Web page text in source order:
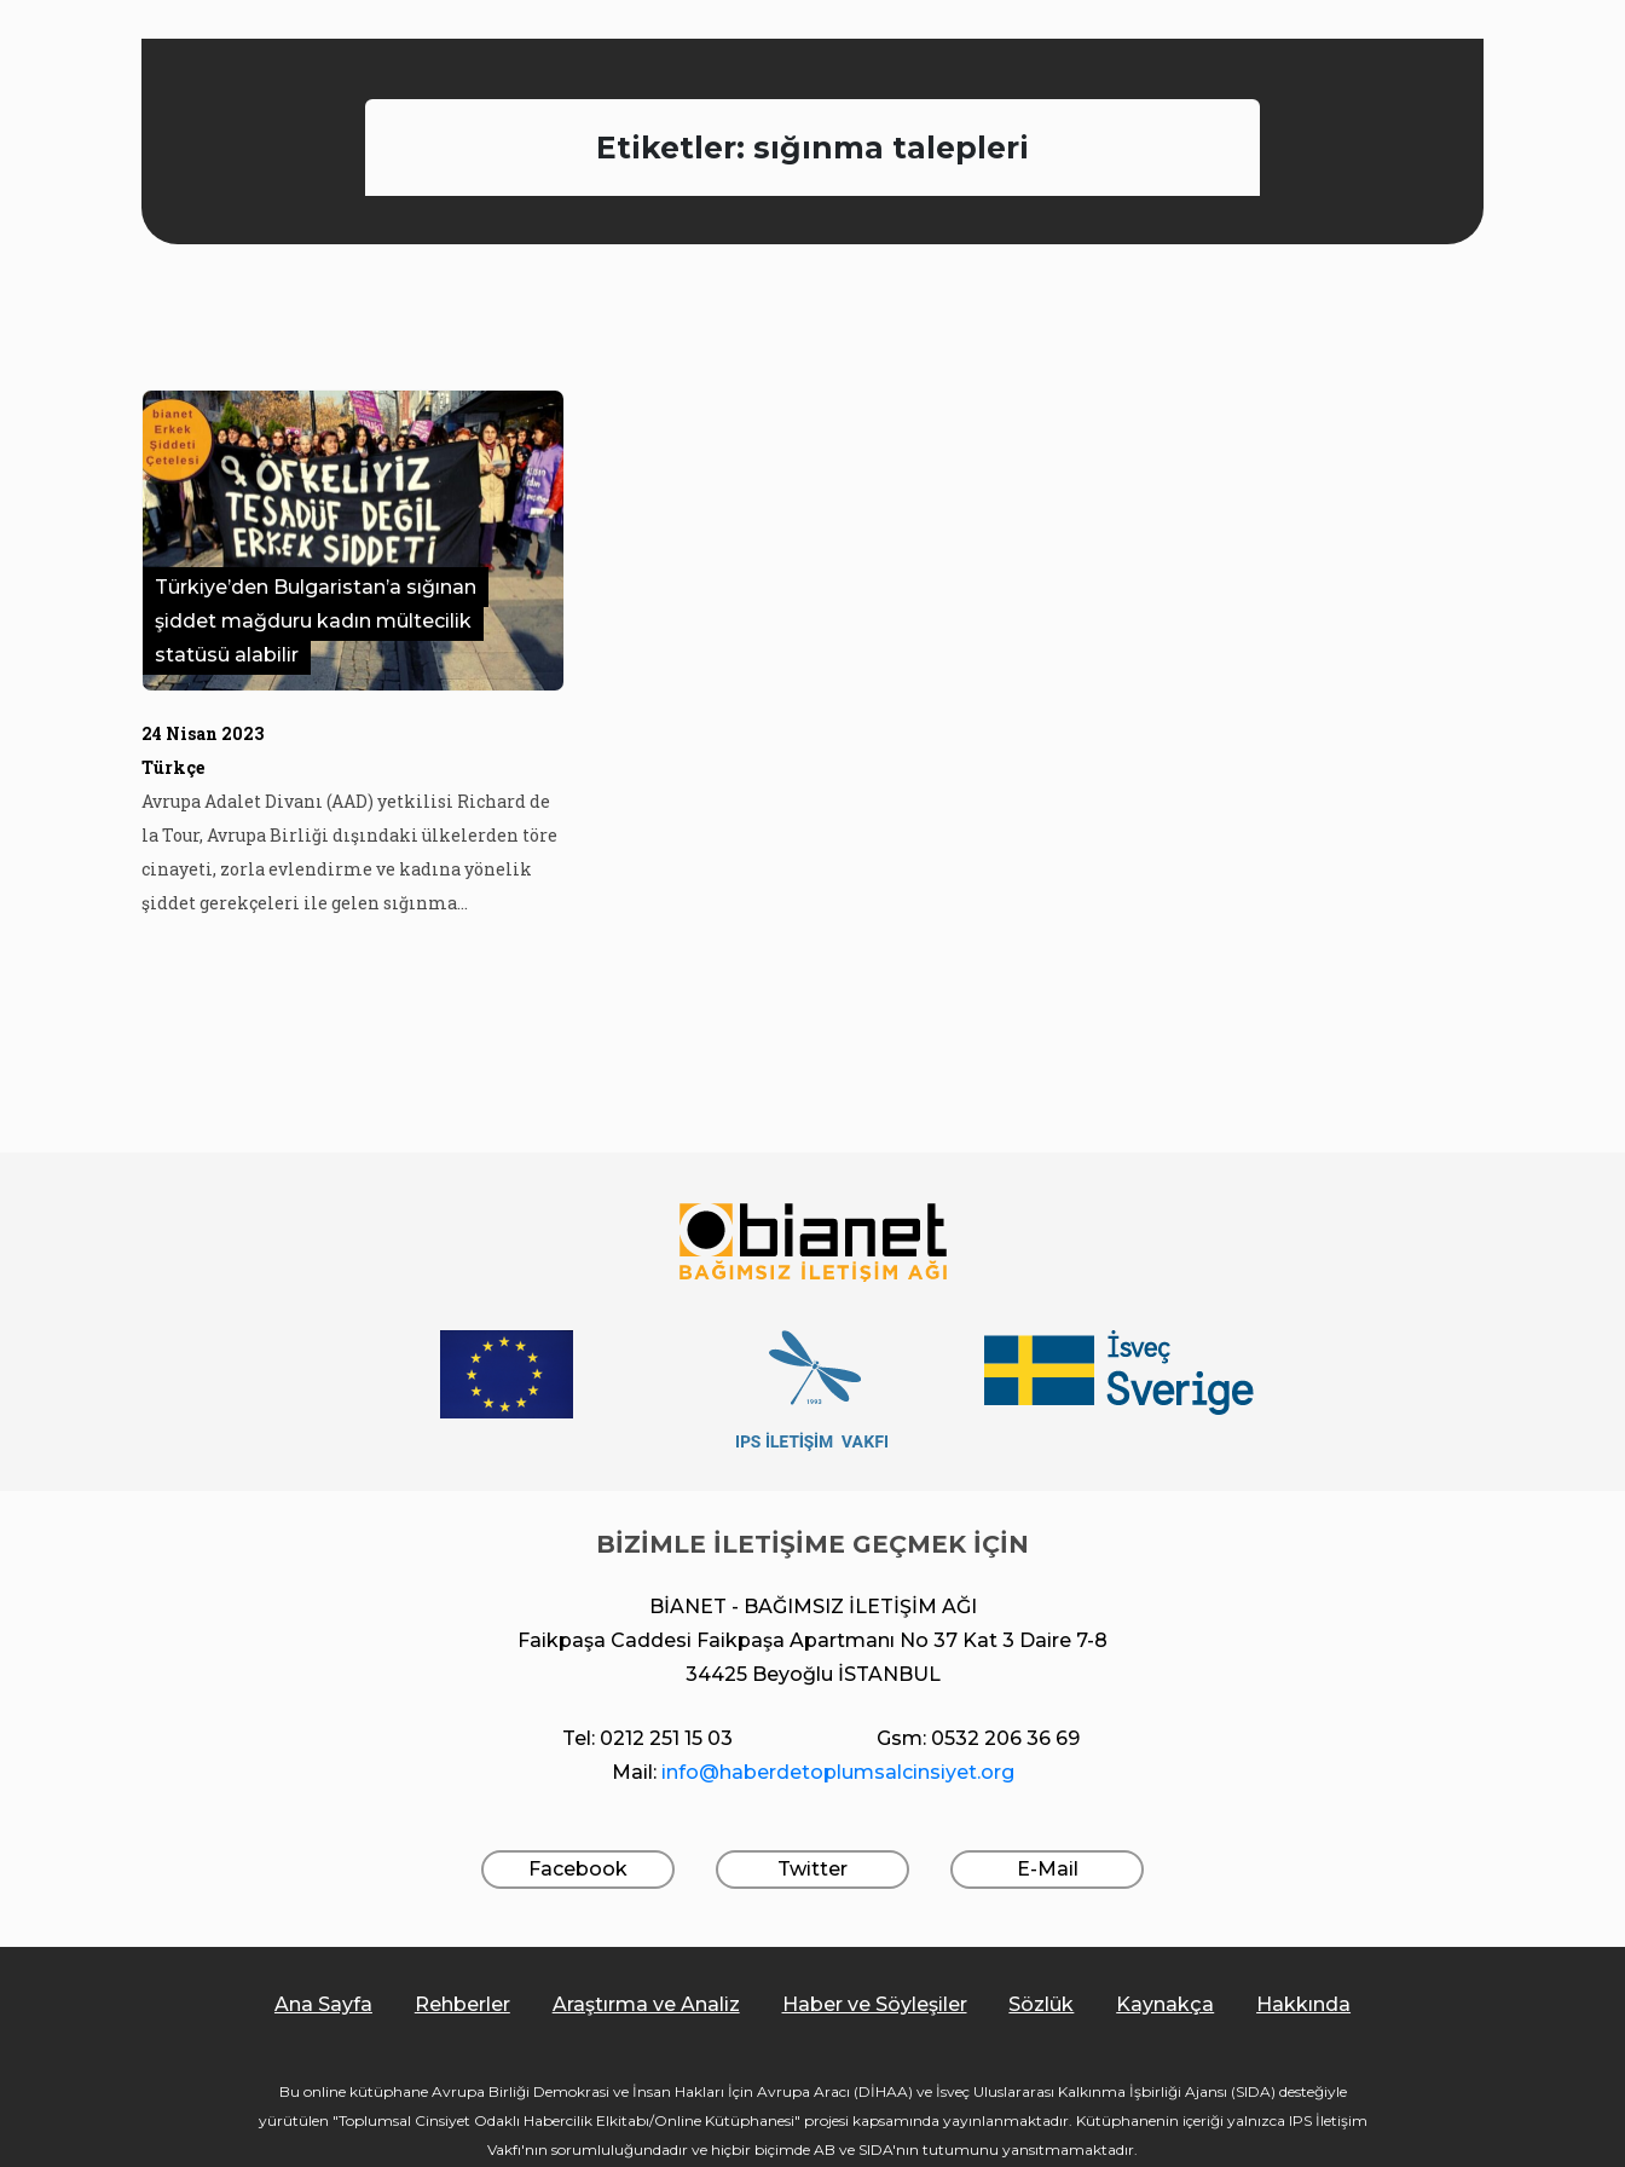
Etiketler: sığınma talepleri
Türkiye’den Bulgaristan’a sığınan
şiddet mağduru kadın mültecilik
statüsü alabilir
24 Nisan 2023
Türkçe
Avrupa Adalet Divanı (AAD) yetkilisi Richard de
la Tour, Avrupa Birliği dışındaki ülkelerden töre
cinayeti, zorla evlendirme ve kadına yönelik
şiddet gerekçeleri ile gelen sığınma
BİZİMLE İLETİŞİME GEÇMEK İÇİN
BİANET - BAĞIMSIZ İLETİŞİM AĞI
Faikpaşa Caddesi Faikpaşa Apartmanı No 37 Kat 3 Daire 7-8
34425 Beyoğlu İSTANBUL
Tel: 0212 251 15 03
Gsm: 0532 206 36 69
Mail: info@haberdetoplumsalcinsiyet.org
Facebook Twitter E-Mail
Ana Sayfa Rehberler Araştırma ve Analiz Haber ve Söyleşiler Sözlük Kaynakça Hakkında
Bu online kütüphane Avrupa Birliği Demokrasi ve İnsan Hakları İçin Avrupa Aracı (DİHAA) ve İsveç Uluslararası Kalkınma İşbirliği Ajansı (SIDA) desteğiyle
yürütülen "Toplumsal Cinsiyet Odaklı Habercilik Elkitabı/Online Kütüphanesi" projesi kapsamında yayınlanmaktadır. Kütüphanenin içeriği yalnızca IPS İletişim
Vakfı'nın sorumluluğundadır ve hiçbir biçimde AB ve SIDA'nın tutumunu yansıtmamaktadır.